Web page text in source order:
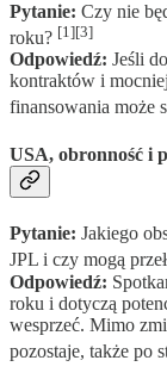
Pytanie: Czy nie
roku? [1][3]
Odpowiedź: Jeśli
kontraktów i
finansowania może
USA, obronność i
Pytanie: Jakiego
JPL i czy mogą
Odpowiedź:
roku i dotyczą
wesprzeć. Mimo
pozostaje, także po